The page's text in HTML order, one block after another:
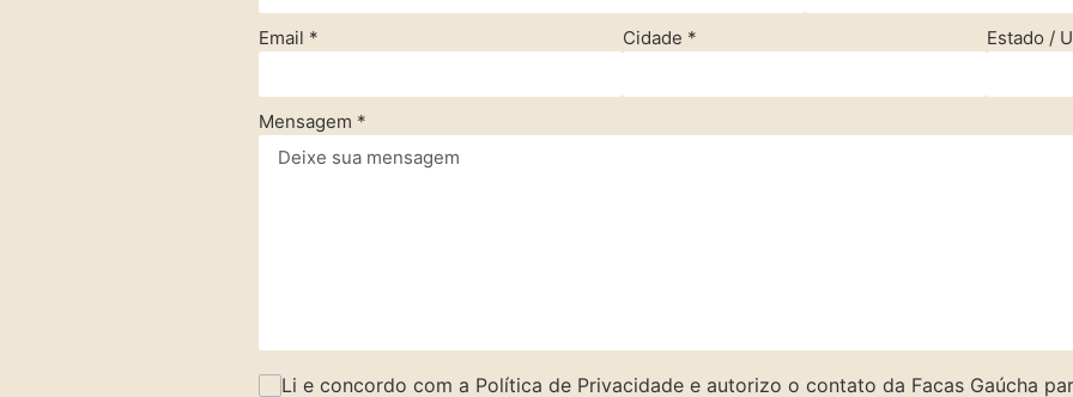
Email * Cidade * Estado /
Mensagem *
Li e concordo com a Política de Privacidade e autorizo o contato da Facas Gaúcha